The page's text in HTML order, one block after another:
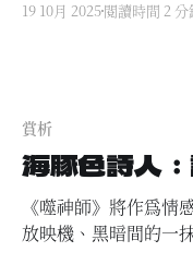
19 10月 2025 閱讀時間 2 分
賞析
海豚色詩人
《噬神師》將作為情
放映機、黑暗間的一